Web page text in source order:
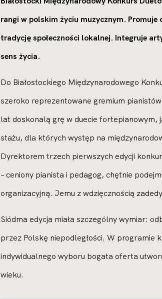
rangi w polskim życiu muzycznym.
tradycję społeczności lokalnej. Integruje
sens życia.
Do Białostockiego Międzynarodowego
szeroko reprezentowane gremium
lat doskonalą grę w duecie fortepianowym,
stażu, dla których występ na
Dyrektorem trzech pierwszych edycji
– ceniony pianista i pedagog, chętnie
organizacyjną. Jemu z wdzięcznością
Siódma edycja miała szczególny wymiar:
przez Polskę niepodległości. W programie
indywidualnego wyboru bogata oferta
wieku.